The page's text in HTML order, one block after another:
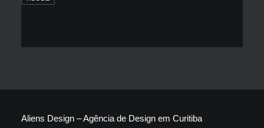
Aliens Design – Agência de Design em Curitiba